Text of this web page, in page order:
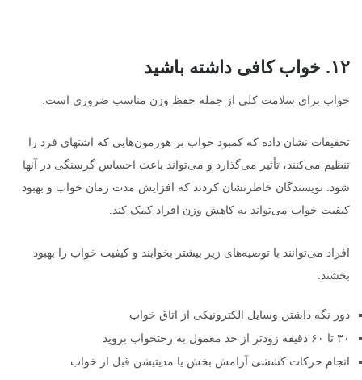
۱۲. خواب کافی داشته باشید
خواب برای سلامت کلی از جمله حفظ وزن مناسب ضروری است.
تحقیقات نشان داده که کمبود خواب بر هورمون‌هایی که اشتهای فرد را
تنظیم می‌کنند، تأثیر می‌گذارد و می‌تواند باعث احساس گرسنگی در آنها
شود. نویسندگان خاطرنشان کردند که افزایش مدت زمان خواب و بهبود
کیفیت خواب می‌تواند به کاهش وزن افراد کمک کند.
افراد می‌توانند با توصیه‌های زیر بیشتر بخوابند و کیفیت خواب را بهبود
بخشند:
دور نگه داشتن وسایل الکترونیکی از اتاق خواب
۳۰ تا ۶۰ دقیقه زودتر از حد معمول به رختخواب بروید
انجام حرکات کششی آرامش بخش یا مدیتیشن قبل از خواب